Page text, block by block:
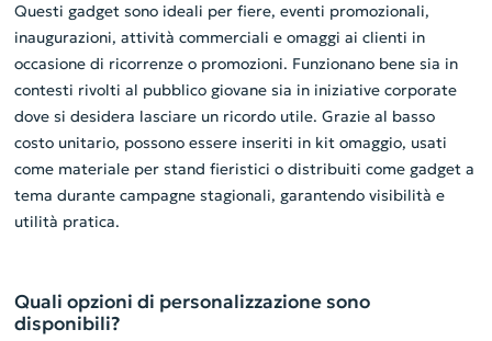
Questi gadget sono ideali per fiere, eventi promozionali,
inaugurazioni, attività commerciali e omaggi ai clienti in
occasione di ricorrenze o promozioni. Funzionano bene sia in
contesti rivolti al pubblico giovane sia in iniziative corporate
dove si desidera lasciare un ricordo utile. Grazie al basso
costo unitario, possono essere inseriti in kit omaggio, usati
come materiale per stand fieristici o distribuiti come gadget a
tema durante campagne stagionali, garantendo visibilità e
utilità pratica.
Quali opzioni di personalizzazione sono
disponibili?